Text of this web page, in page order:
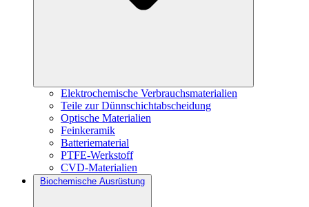
Elektrochemische Verbrauchsmaterialien
Teile zur Dünnschichtabscheidung
Optische Materialien
Feinkeramik
Batteriematerial
PTFE-Werkstoff
CVD-Materialien
Biochemische Ausrüstung